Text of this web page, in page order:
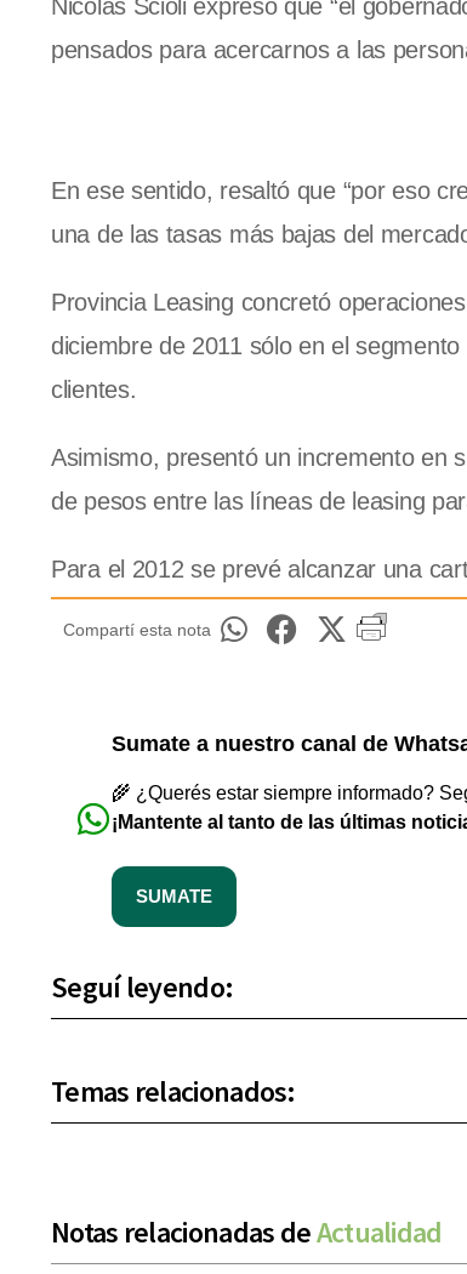
Nicolás Scioli expresó que “el
pensados para acercarnos a las
En ese sentido, resaltó que “por eso
una de las tasas más bajas del
Provincia Leasing concretó
diciembre de 2011 sólo en el
clientes.
Asimismo, presentó un incremento en
de pesos entre las líneas de leasing
Para el 2012 se prevé alcanzar una
Compartí esta nota
Sumate a nuestro canal de
🌾 ¿Querés estar siempre informado?
¡Mantente al tanto de las últimas
SUMATE
Seguí leyendo:
Temas relacionados:
Notas relacionadas deActualidad